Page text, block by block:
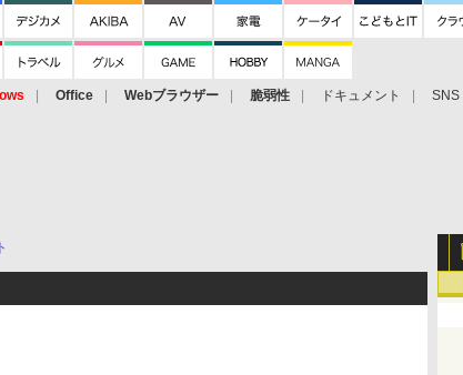
Office Webブラウザー 脆弱性 ドキュメント SNS